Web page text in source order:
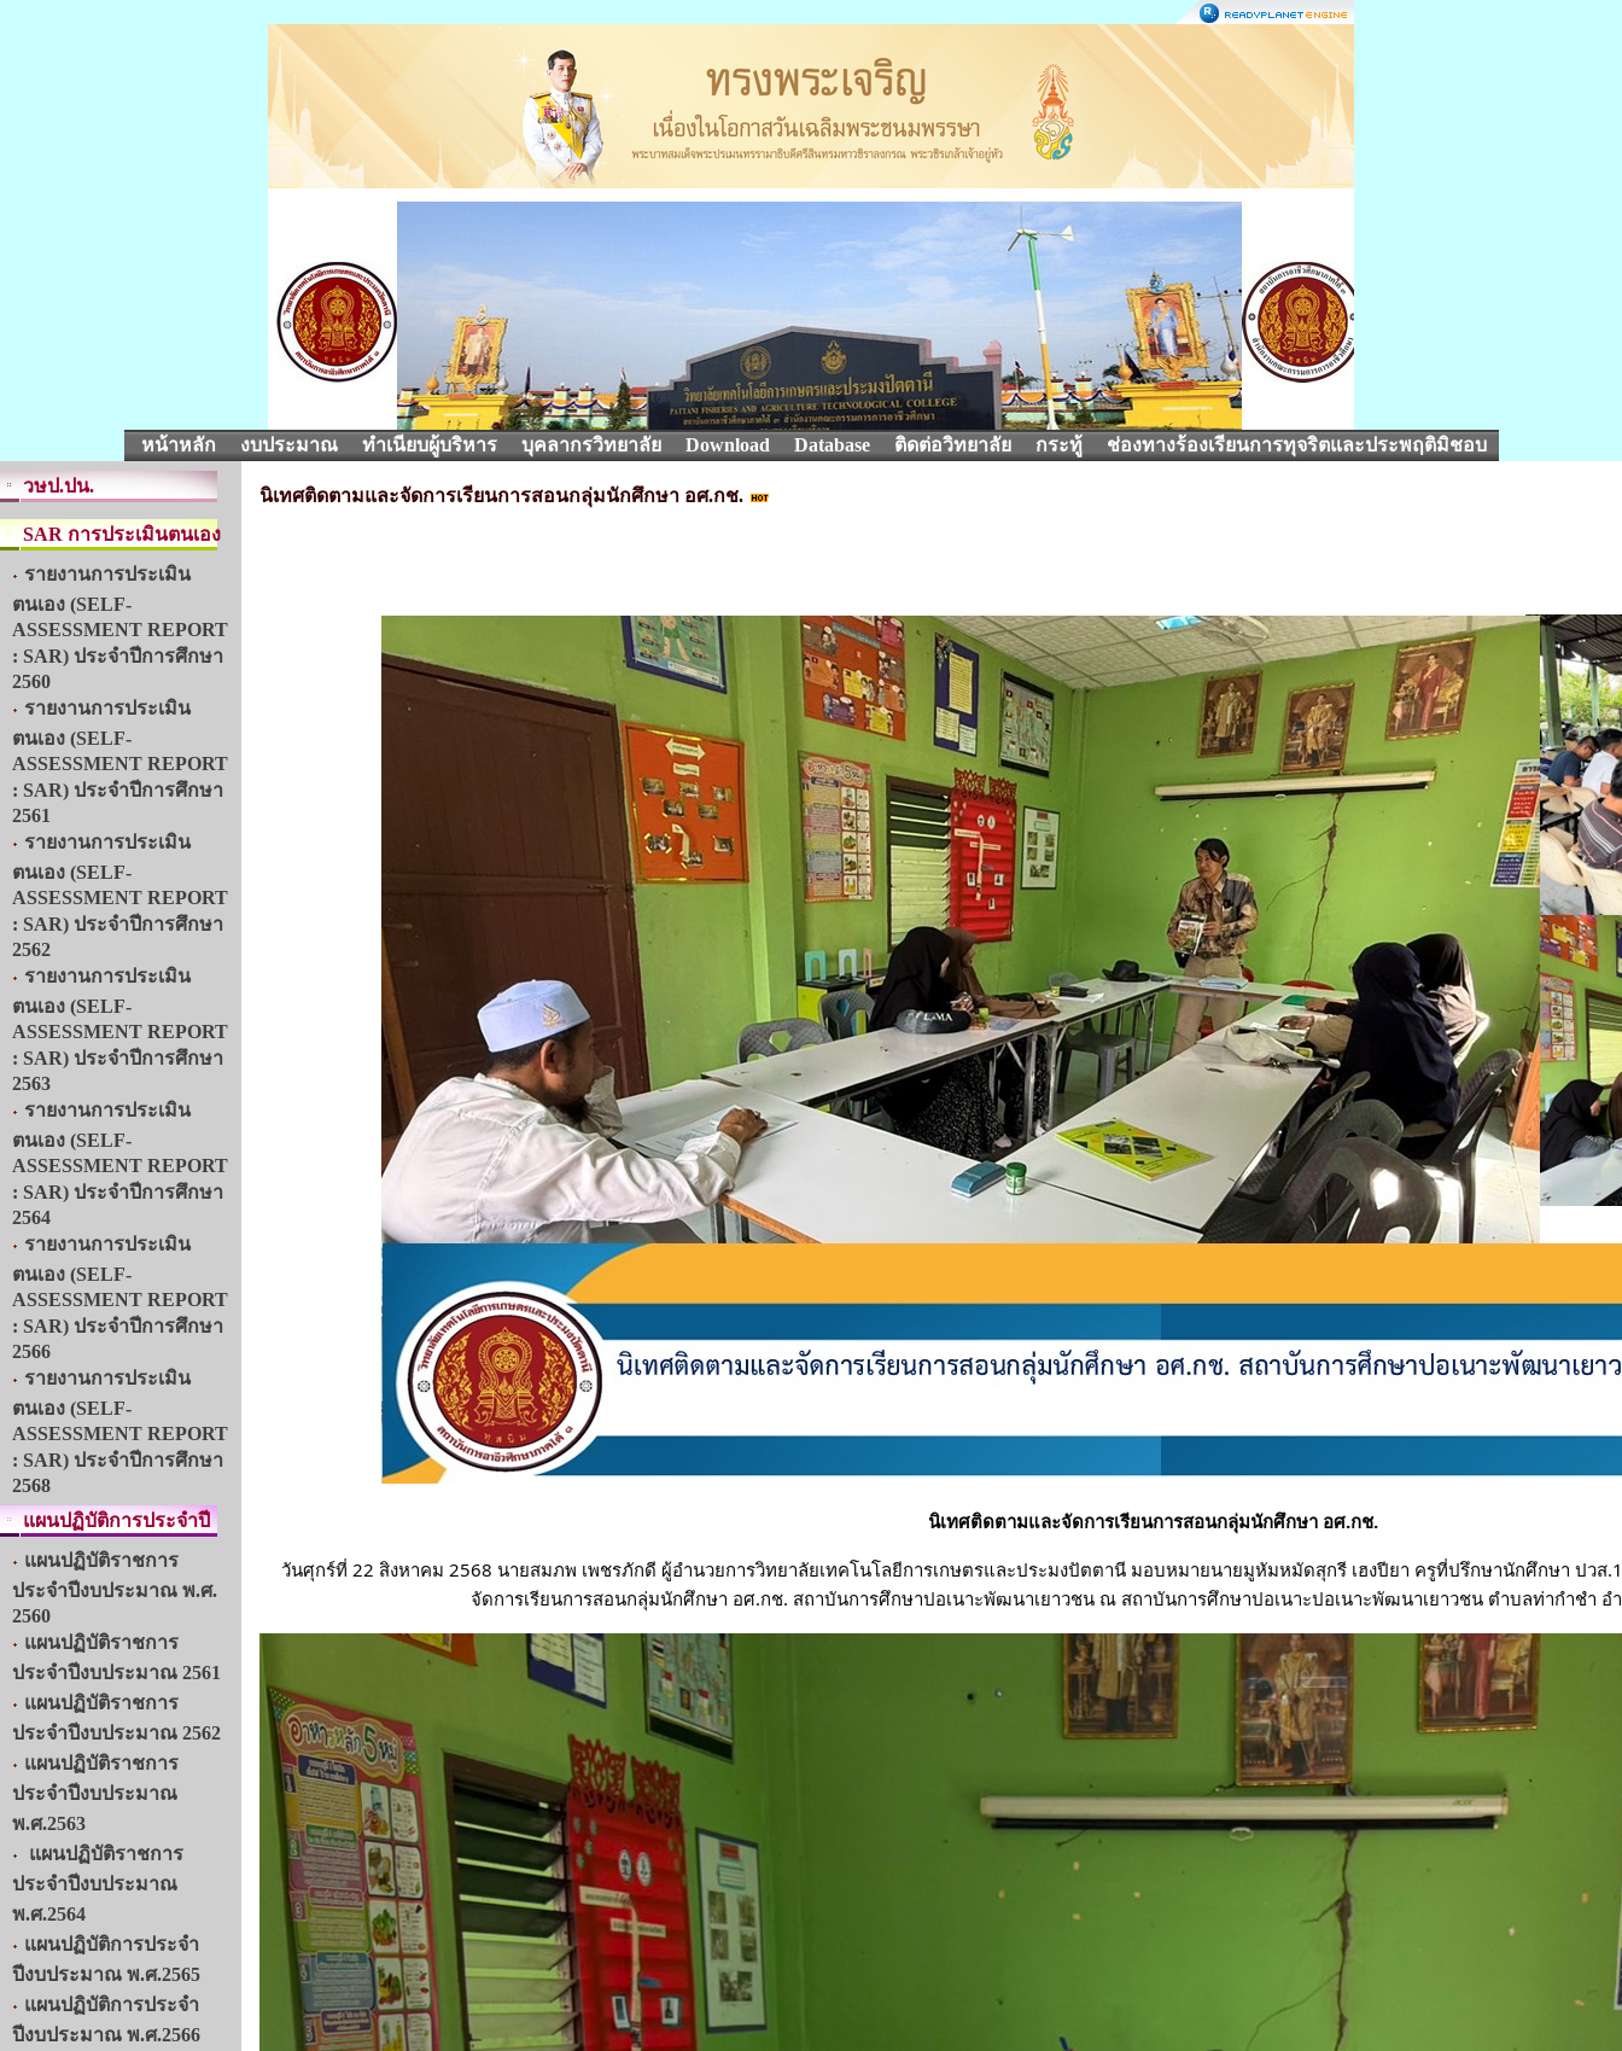
หน้าหลัก งบประมาณ ทำเนียบผู้บริหาร บุคลากรวิทยาลัย Download Database ติดต่อวิทยาลัย กระทู้
ช่องทางร้องเรียนการทุจริตและประพฤติมิชอบ
วษป.ปน.
SAR การประเมินตนเอง
รายงานการประเมิน
ตนเอง (SELF-
ASSESSMENT REPORT
: SAR) ประจำปีการศึกษา
2560
รายงานการประเมิน
ตนเอง (SELF-
ASSESSMENT REPORT
: SAR) ประจำปีการศึกษา
2561
รายงานการประเมิน
ตนเอง (SELF-
ASSESSMENT REPORT
: SAR) ประจำปีการศึกษา
2562
รายงานการประเมิน
ตนเอง (SELF-
ASSESSMENT REPORT
: SAR) ประจำปีการศึกษา
2563
รายงานการประเมิน
ตนเอง (SELF-
ASSESSMENT REPORT
: SAR) ประจำปีการศึกษา
2564
รายงานการประเมิน
ตนเอง (SELF-
ASSESSMENT REPORT
: SAR) ประจำปีการศึกษา
2566
รายงานการประเมิน
ตนเอง (SELF-
ASSESSMENT REPORT
: SAR) ประจำปีการศึกษา
2568
แผนปฏิบัติการประจำปี
แผนปฏิบัติราชการ
ประจำปีงบประมาณ พ.ศ.
2560
แผนปฏิบัติราชการ
ประจำปีงบประมาณ 2561
แผนปฏิบัติราชการ
ประจำปีงบประมาณ 2562
แผนปฏิบัติราชการ
ประจำปีงบประมาณ
พ.ศ.2563
แผนปฏิบัติราชการ
ประจำปีงบประมาณ
พ.ศ.2564
แผนปฏิบัติการประจำ
ปีงบประมาณ พ.ศ.2565
แผนปฏิบัติการประจำ
ปีงบประมาณ พ.ศ.2566
นิเทศติดตามและจัดการเรียนการสอนกลุ่มนักศึกษา อศ.กช.
นิเทศติดตามและจัดการเรียนการสอนกลุ่มนักศึกษา อศ.กช.
วันศุกร์ที่ 22 สิงหาคม 2568 นายสมภพ เพชรภักดี ผู้อำนวยการวิทยาลัยเทคโนโลยีการเกษตรและประมงปัตตานี มอบหมายนายมูหัมหมัดสุกรี เฮงปียา ครูที่ปรึกษานักศึกษา ปว
จัดการเรียนการสอนกลุ่มนักศึกษา อศ.กช. สถาบันการศึกษาปอเนาะพัฒนาเยาวชน ณ สถาบันการศึกษาปอเนาะปอเนาะพัฒนาเยาวชน ตำบลท่ากำชำ อ